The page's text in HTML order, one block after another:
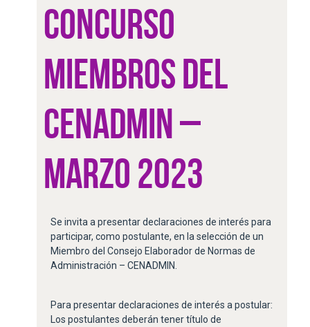
CONCURSO
MIEMBROS DEL
CENADMIN –
MARZO 2023
Se invita a presentar declaraciones de interés para
participar, como postulante, en la selección de un
Miembro del Consejo Elaborador de Normas de
Administración – CENADMIN.
Para presentar declaraciones de interés a postular:
Los postulantes deberán tener título de